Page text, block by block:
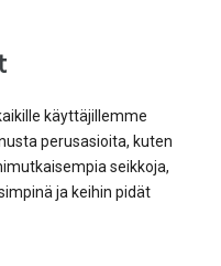
käyttäjillemme
perusasioita, kuten
seikkoja,
ja keihin pidät